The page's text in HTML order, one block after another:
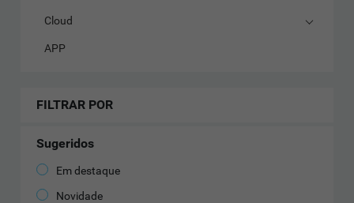
Cloud
APP
FILTRAR POR
Sugeridos
Em destaque
Novidade